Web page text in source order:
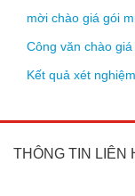
mời chào giá gói
Công văn chào
Kết quả xét
THÔNG TIN LIÊN